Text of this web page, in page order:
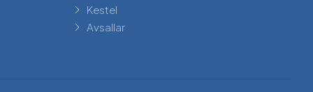
Kestel
Avsallar